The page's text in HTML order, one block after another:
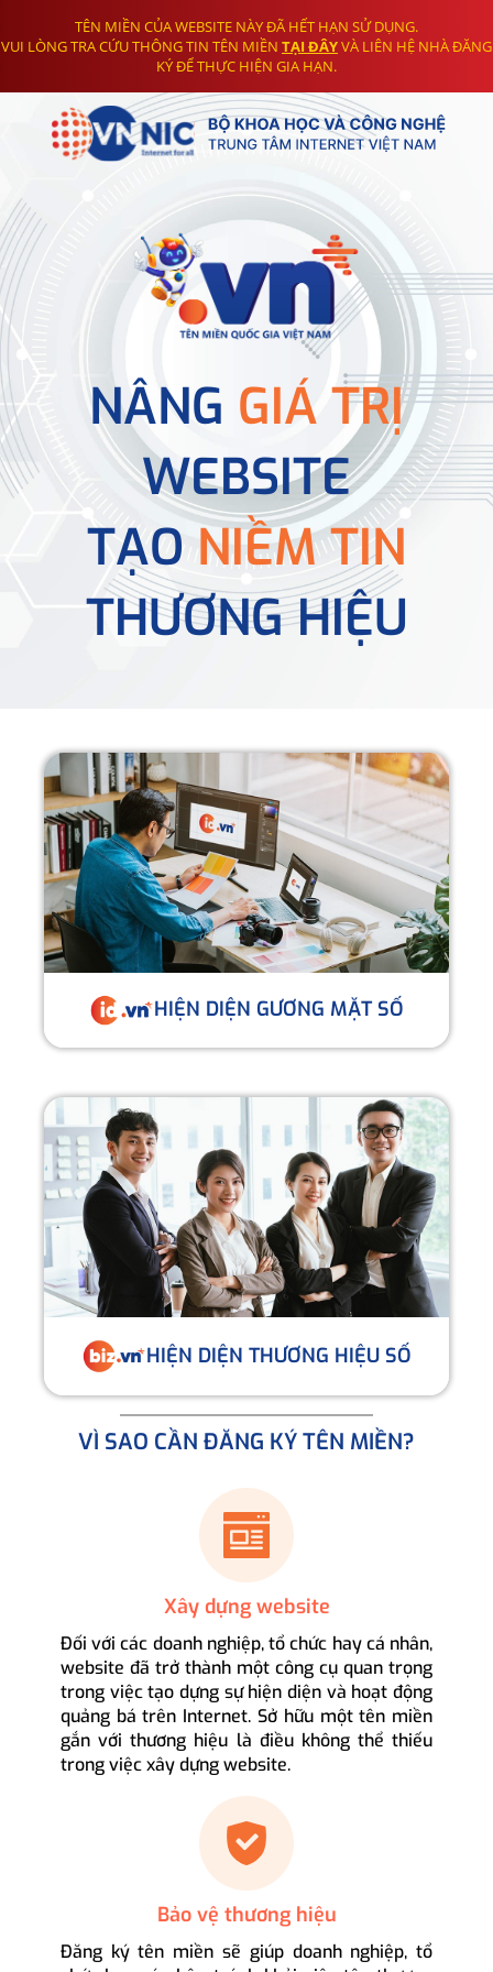
TÊN MIỀN CỦA WEBSITE NÀY ĐÃ HẾT HẠN SỬ DỤNG.
VUI LÒNG TRA CỨU THÔNG TIN TÊN MIỀN TẠI ĐÂYVÀ LIÊN HỆ NHÀ ĐĂNG
KÝ ĐỂ THỰC HIỆN GIA HẠN.
NÂNG GIÁ TRỊ
WEBSITE
TẠONIỀM TIN
THƯƠNG HIỆU
HIỆN DIỆN GƯƠNG MẶT SỐ
HIỆN DIỆN THƯƠNG HIỆU SỐ
VÌ SAO CẦN ĐĂNG KÝ TÊN MIỀN?
Xây dựng website
Đối với các doanh nghiệp, tổ chức hay cá nhân,
website đã trở thành một công cụ quan trọng
trong việc tạo dựng sự hiện diện và hoạt động
quảng bá trên Internet. Sở hữu một tên miền
gắn với thương hiệu là điều không thể thiếu
trong việc xây dựng website.
Bảo vệ thương hiệu
Đăng ký tên miền sẽ giúp doanh nghiệp, tổ